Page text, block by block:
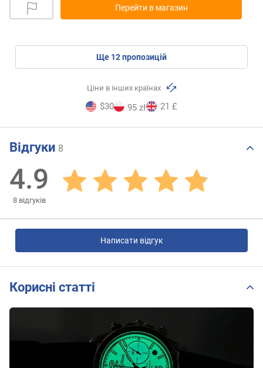
Перейти в магазин
ще 12пропозицій
Ціни в інших країнах
$30 95 zł 21 £
Відгуки 8
4.9
8 відгуків
Написати відгук
Корисні статті